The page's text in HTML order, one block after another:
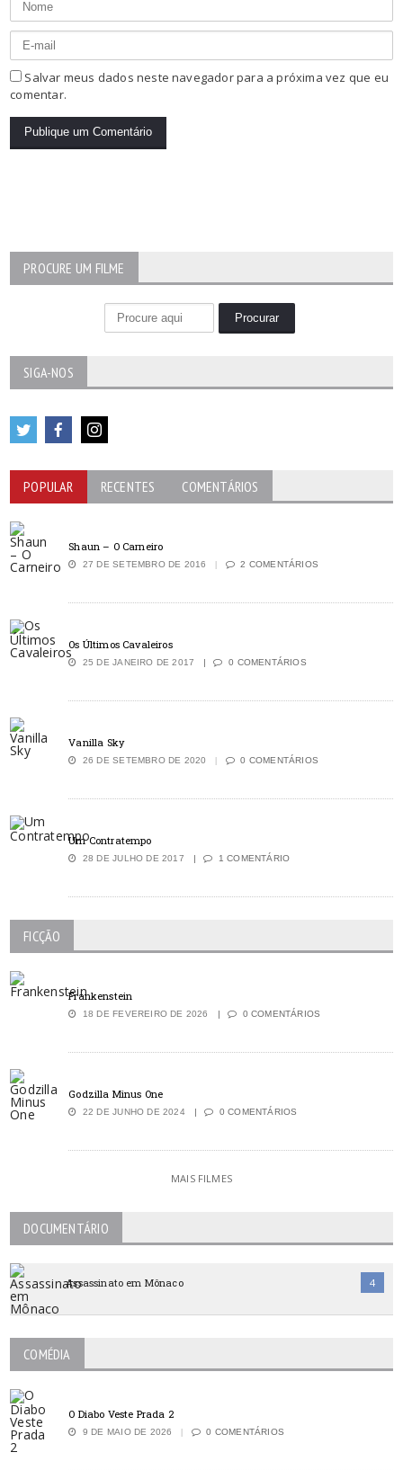
Salvar meus dados neste navegador para a próxima vez que eu
comentar.
PROCURE UM FILME
SIGA-NOS
POPULAR RECENTES COMENTÁRIOS
Shaun – O Carneiro
27 DE SETEMBRO DE 2016 2 COMENTÁRIOS
Os Últimos Cavaleiros
25 DE JANEIRO DE 2017 0 COMENTÁRIOS
Vanilla Sky
26 DE SETEMBRO DE 2020 0 COMENTÁRIOS
Um Contratempo
28 DE JULHO DE 2017 1 COMENTÁRIO
FICÇÃO
Frankenstein
18 DE FEVEREIRO DE 2026 0 COMENTÁRIOS
Godzilla Minus One
22 DE JUNHO DE 2024 0 COMENTÁRIOS
MAIS FILMES
DOCUMENTÁRIO
Assassinato em Mônaco 4
COMÉDIA
O Diabo Veste Prada 2
9 DE MAIO DE 2026 0 COMENTÁRIOS